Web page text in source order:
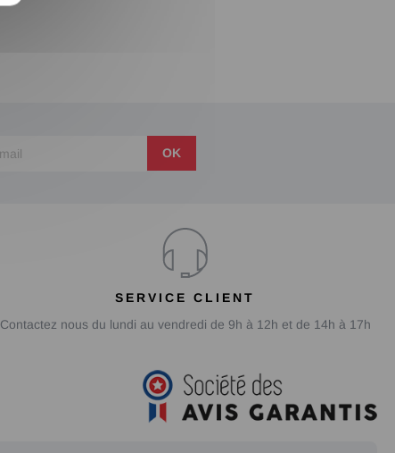
OK
SERVICE CLIENT
Contactez nous du lundi au vendredi de 9h à 12h et de 14h à 17h